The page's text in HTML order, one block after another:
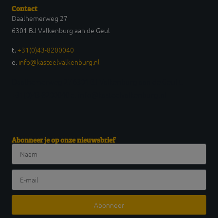
Contact
Daalhemerweg 27
6301 BJ Valkenburg aan de Geul
t.+31(0)43-8200040
e. info@kasteelvalkenburg.nl
Abonneer je op onze nieuwsbrief
Abonneer